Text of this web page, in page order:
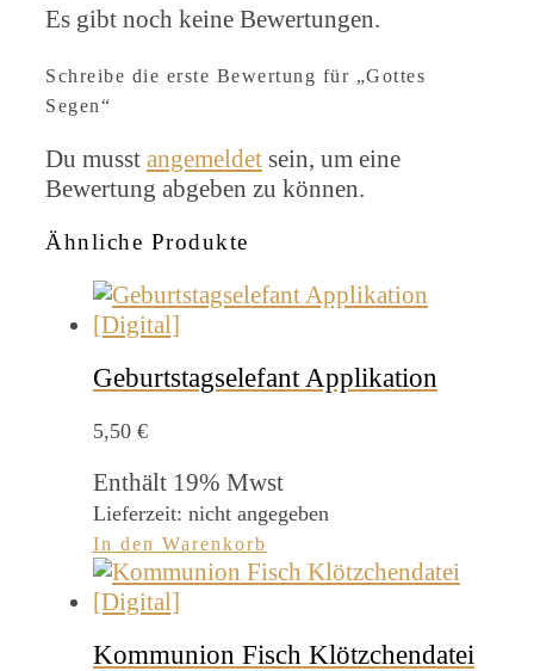
Es gibt noch keine Bewertungen.
Schreibe die erste Bewertung für „Gottes
Segen“
Du musst angemeldet sein, um eine
Bewertung abgeben zu können.
Ähnliche Produkte
Geburtstagselefant Applikation
5,50 €
Enthält 19% Mwst
Lieferzeit: nicht angegeben
In den Warenkorb
Kommunion Fisch Klötzchendatei